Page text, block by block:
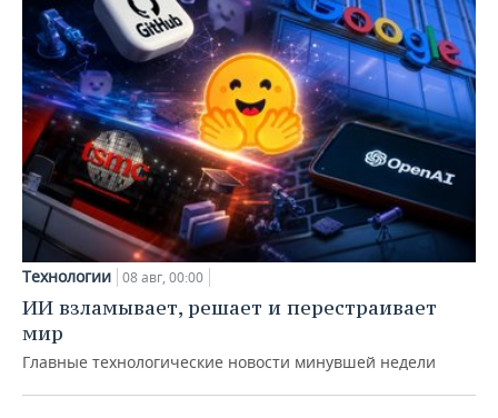
Технологии 08 авг, 00:00
ИИ взламывает, решает и перестраивает
мир
Главные технологические новости минувшей недели